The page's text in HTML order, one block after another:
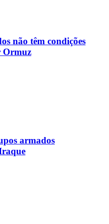
não têm condições
Ormuz
armados